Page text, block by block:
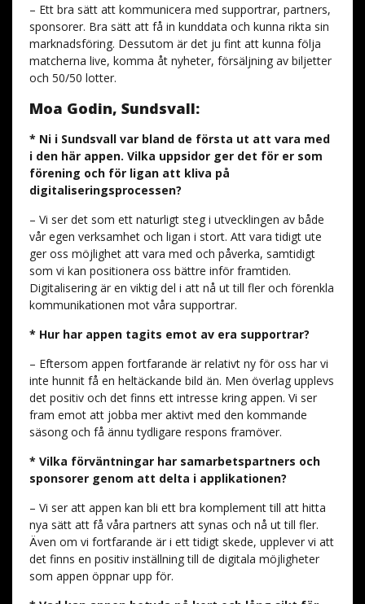
– Ett bra sätt att kommunicera med supportrar, partners,
sponsorer. Bra sätt att få in kunddata och kunna rikta sin
marknadsföring. Dessutom är det ju fint att kunna följa
matcherna live, komma åt nyheter, försäljning av biljetter
och 50/50 lotter.
Moa Godin, Sundsvall:
* Ni i Sundsvall var bland de första ut att vara med
i den här appen. Vilka uppsidor ger det för er som
förening och för ligan att kliva på
digitaliseringsprocessen?
– Vi ser det som ett naturligt steg i utvecklingen av både
vår egen verksamhet och ligan i stort. Att vara tidigt ute
ger oss möjlighet att vara med och påverka, samtidigt
som vi kan positionera oss bättre inför framtiden.
Digitalisering är en viktig del i att nå ut till fler och förenkla
kommunikationen mot våra supportrar.
* Hur har appen tagits emot av era supportrar?
– Eftersom appen fortfarande är relativt ny för oss har vi
inte hunnit få en heltäckande bild än. Men överlag upplevs
det positiv och det finns ett intresse kring appen. Vi ser
fram emot att jobba mer aktivt med den kommande
säsong och få ännu tydligare respons framöver.
* Vilka förväntningar har samarbetspartners och
sponsorer genom att delta i applikationen?
– Vi ser att appen kan bli ett bra komplement till att hitta
nya sätt att få våra partners att synas och nå ut till fler.
Även om vi fortfarande är i ett tidigt skede, upplever vi att
det finns en positiv inställning till de digitala möjligheter
som appen öppnar upp för.